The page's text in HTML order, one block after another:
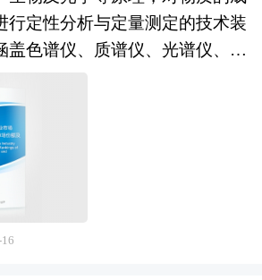
研究及战略投资一体化服务体
细分行业，积累了数十万份行业
响力的产业研究咨询综合服务机
院的产业研究报告在大量周密的
主要依据了国家统计局、国家商
督管理总局、国家发改委、国家
务院发展研究中心、国家海关总
测中心、中国行业研究网、国
园区建设，不仅是当前发展产业
快新型工业化进程的必然选
的重要途径。世界各地包括我国
把培育和发展产业集群当作政府
要的工作。当前，国内理论界已
认为园区是形成地方产业集群的
群在空间上的表现形式是相关产
理上的集中，因而，产业集群形
的整体结构、核心零部件选型、
艺适配性等均围绕特定作业场
或特定产品特性进行定制化设
通用能力，但在其适配的细分领
效率、稳定性及适配性均远超通
足通用设备无法达到的专项作业
的构成需满足多维度技术要
括高速主轴单元、高精度进给系
系统、高刚性支承部件及适配特
其中高速主轴单元作为核心动
行定性分析与定量测定的技术装
盖色谱仪、质谱仪、光谱仪、电
验室自动化设备等全系列产品，
发、食品安全、环境监测、石油
、新材料开发及基础科研等关键
备制造业与知识密集型产业的交
技术水平直接反映一个国家精密
体系的成熟度，其产业链上游